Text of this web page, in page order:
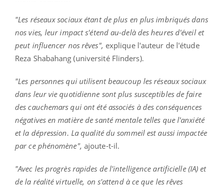
"Les réseaux sociaux étant de plus en plus imbriqués dans
nos vies, leur impact s'étend au-delà des heures d'éveil et
peut influencer nos rêves", explique l'auteur de l'étude
Reza Shabahang (université Flinders).
"Les personnes qui utilisent beaucoup les réseaux sociaux
dans leur vie quotidienne sont plus susceptibles de faire
des cauchemars qui ont été associés à des conséquences
négatives en matière de santé mentale telles que l'anxiété
et la dépression. La qualité du sommeil est aussi impactée
par ce phénomène", ajoute-t-il.
"Avec les progrès rapides de l'intelligence artificielle (IA) et
de la réalité virtuelle, on s'attend à ce que les rêves